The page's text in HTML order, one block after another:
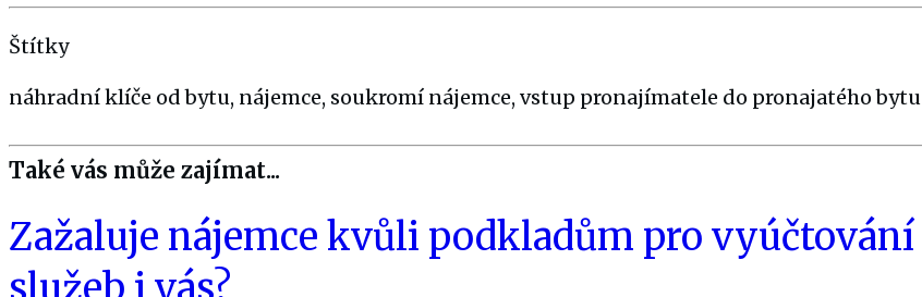
Štítky
náhradní klíče od bytu, nájemce, soukromí nájemce, vstup pronajímatele do pronajatého bytu
Také vás může zajímat...
Zažaluje nájemce kvůli podkladům pro vyúčtování